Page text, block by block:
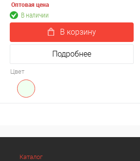
Оптовая цена
В наличии
В корзину
Подробнее
Цвет
Каталог